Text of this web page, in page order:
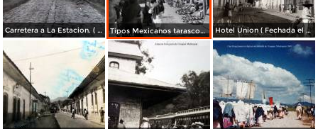
Carretera a La Estacion. ( Circulada el 26 de Junio de 1932 ). Tipos Mexicanos tarascos en dia de mercado.. Hotel Union ( Fechada el 18 de Junio de 1916 ).